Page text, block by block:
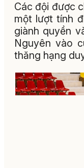
Các đội được
một lượt tính
giành quyền
Nguyên vào
thăng hạng